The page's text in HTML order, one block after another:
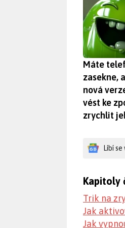
Máte
zasekne,
nová
vést ke
zrychlit
Líbí
Kapitoly
Trik na
Jak
Jak